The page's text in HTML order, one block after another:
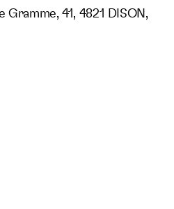
Gramme, 41, 4821 DISON,